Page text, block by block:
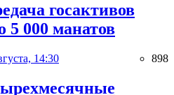
госактивов
5 000 манатов
14:30 898